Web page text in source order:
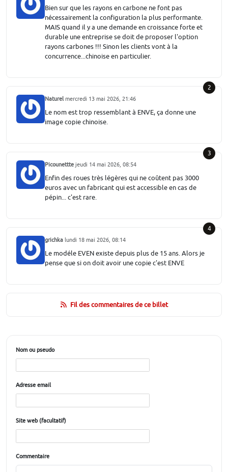
Bien sur que les rayons en carbone ne font pas
nécessairement la configuration la plus performante.
MAIS quand il y a une demande en croissance forte et
durable une entreprise se doit de proposer l'option
rayons carbones !!! Sinon les clients vont à la
concurrence...chinoise en particulier.
2
Naturel mercredi 13 mai 2026, 21:46
Le nom est trop ressemblant à ENVE, ça donne une
image copie chinoise.
3
Picounettte jeudi 14 mai 2026, 08:54
Enfin des roues très légères qui ne coûtent pas 3000
euros avec un fabricant qui est accessible en cas de
pépin... c'est rare.
4
grichka lundi 18 mai 2026, 08:14
Le modéle EVEN existe depuis plus de 15 ans. Alors je
pense que si on doit avoir une copie c'est ENVE
Fil des commentaires de ce billet
Nom ou pseudo
Adresse email
Site web (facultatif)
Commentaire